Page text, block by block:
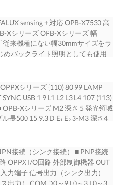
・ 調光:700 高速かつ簡単に切替
らにレシピ含め全設定のバッ
2 作成可能。復旧用のバックアッ
調光 ・ 電圧調光 ライン増設時にも
600 ・ 調光：300 etc… etc… ■
更の簡略化 変更が必要な項目例
でOK 設定値7種 × 照明4種 ＝ 28
縮 ① 調光値 ・ 書き換えミ
時間単位 従来 OPPX ④ 点灯
目 28項目を登録したレシピ ⑤ モ
変更数 28個 1個 ⑥ フィードバ
点灯制御シーケンス回数 品種段
ワーク上のOPPXシリーズの操作
および電源、シーケンサ、表示
ぞれが接続し連携し合うことで 一
性のアップが見込めます。 多機
ジニアリング環境 GX Works3 シー
ングLED照明 GX Works2 MELSEC
輝度・温度の 測定値情報 7
ニタリング フィードバック センシ
輝度が一定になるよう調整 輝度を
ォト ・ 自動器差調整 ダイオード
時間 OPPXシリーズ ・ 温 度 NE・
機能 ● モニタリング ● フィードバ
LEDの劣化などが原因で コントロ
参照できます。 明るさが低下し
維持するよう 参照可能な項目 出
・調光値 ・電源温度 補正値は「補
。 ・モニタ値（輝度） ・照明の
点灯時間※ 18V ・照明温度 ・電流
自 （max.18V） 12V 動 調 ● モニ
設定したしきい値に対して 輝度低
● 絶対輝度調光 0V 絶対輝度値を
定することで、 調光値（0～999）
せることが可能です。 PWMの1
sensing + 対応 OPB-X7530 高
Xシリーズ OPB-Xシリーズ 幅
来機種にない幅30mmサイズをラ
めバックライト照明としても使用
。 従来機：OPB-Sシリーズ 最大
幅のバー照明との比較で最大4
た。 【白色】 【青色】 ・ 高輝度
ングなし）の1.8倍 ・ 高輝度バー
なし）の4倍 ・ センシングバー照
X （発光幅：15mm） （発光
） （発光幅：15mm） （発光
プション ・ 拡散板（透過率
リア 質量 消費電力 標準価格（税
］ 白 青 ・ 拡散板（透過率80％）
シリーズ (110) 80 99 LAMP
USB 1 9 L1 L2 L3 L4 107 (113)
OPB-Xシリーズ M2 深さ 5 発光領域
長500 15 9.3 D E₁ E₂ 3-M3 深さ4
75 17.5 50 - 22.5 40 - - OPB-
- 20 40 40 40 OPB-X22530□ 235
40 40 40 ※ □は発光色を示します。
16.9 21.8 26 26 14 49 (DIN レー
接続（シンク接続） ■ PNP接続
OPPX I/O回路 外部制御機器 OUT
力端子 信号出力（シンク出力）
出力） COM D0～9 L0～3 L0～3